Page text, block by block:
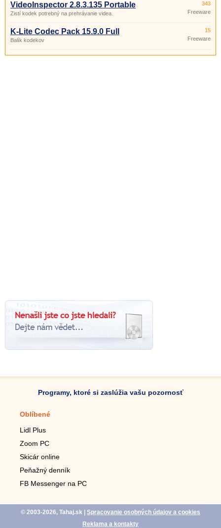
VideoInspector 2.8.3.135 Portable
Zistí kodek potrebný na prehrávanie videa.
343
Freeware
K-Lite Codec Pack 15.9.0 Full
Balík kodekov
15
Freeware
Programy, ktoré si zaslúžia vašu pozornosť
Oblíbené
Lidl Plus
Zoom PC
Skicár online
Peňažný denník
FB Messenger na PC
© 2003-2026, Tahaj.sk
Spracovanie osobných údajov a cookies
Reklama a kontakty